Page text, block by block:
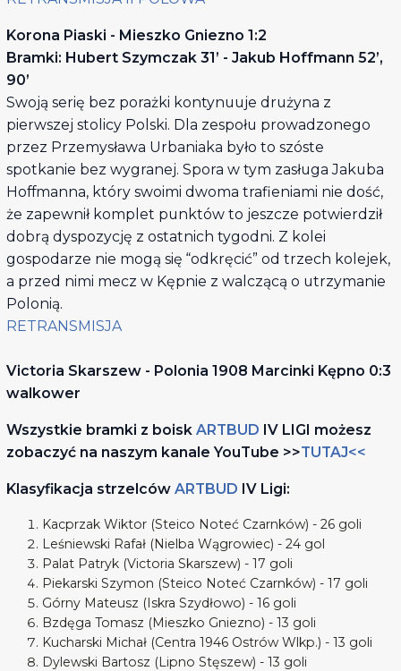
Korona Piaski - Mieszko Gniezno 1:2
Bramki: Hubert Szymczak 31’ - Jakub Hoffmann 52’,
90’
Swoją serię bez porażki kontynuuje drużyna z
pierwszej stolicy Polski. Dla zespołu prowadzonego
przez Przemysława Urbaniaka było to szóste
spotkanie bez wygranej. Spora w tym zasługa Jakuba
Hoffmanna, który swoimi dwoma trafieniami nie dość,
że zapewnił komplet punktów to jeszcze potwierdził
dobrą dyspozycję z ostatnich tygodni. Z kolei
gospodarze nie mogą się “odkręcić” od trzech kolejek,
a przed nimi mecz w Kępnie z walczącą o utrzymanie
Polonią.
RETRANSMISJA
Victoria Skarszew - Polonia 1908 Marcinki Kępno 0:3
walkower
Wszystkie bramki z boisk ARTBUD IV LIGI możesz
zobaczyć na naszym kanale YouTube >>TUTAJ<<
Klasyfikacja strzelców ARTBUD IV Ligi:
Kacprzak Wiktor (Steico Noteć Czarnków) - 26 goli
Leśniewski Rafał (Nielba Wągrowiec) - 24 gol
Palat Patryk (Victoria Skarszew) - 17 goli
Piekarski Szymon (Steico Noteć Czarnków) - 17 goli
Górny Mateusz (Iskra Szydłowo) - 16 goli
Bzdęga Tomasz (Mieszko Gniezno) - 13 goli
Kucharski Michał (Centra 1946 Ostrów Wlkp.) - 13 goli
Dylewski Bartosz (Lipno Stęszew) - 13 goli